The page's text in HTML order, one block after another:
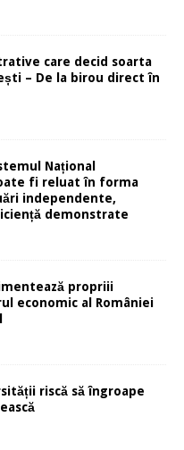
care decid soarta
– De la birou direct în
Național
fi reluat în forma
independente,
demonstrate
propriii
economic al României
riscă să îngroape